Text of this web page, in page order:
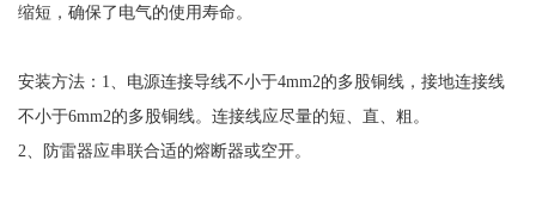
缩短，确保了电气的使用寿命。
安装方法： 1、电源连接导线不小于4mm2的多股铜线，接地连接线
不小于6mm2的多股铜线。连接线应尽量的短、直、粗。
2、防雷器应串联合适的熔断器或空开。